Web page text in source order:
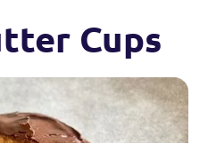
Cups